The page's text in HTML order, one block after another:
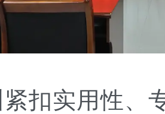
扣实用性、